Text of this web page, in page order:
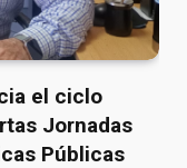
el ciclo
Jornadas
Públicas